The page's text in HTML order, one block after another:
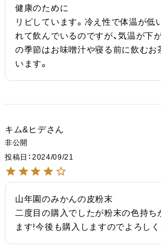
健康のために
リピしています。冷え性で体温が低
れて飲んでいるのですが、気温が下
の季節はお味噌汁や寝る前に飲むお
います。
キム&ヒデ
非公開
投稿日
2024/09/21
山年園のみかんの皮粉末
二度目の購入でしたが粉末の色持ち
ます!今後も購入しますのでよろしく